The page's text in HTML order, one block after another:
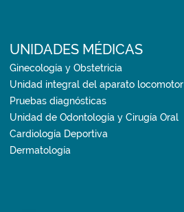
UNIDADES MÉDICAS
Ginecología y Obstetricia
Unidad integral del aparato locomotor
Pruebas diagnósticas
Unidad de Odontología y Cirugía Oral
Cardiología Deportiva
Dermatología